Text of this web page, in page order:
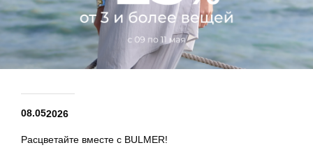
08.052026
Расцветайте вместе с BULMER!